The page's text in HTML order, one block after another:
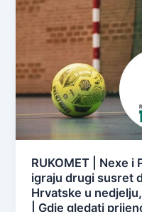
RUKOMET | Nexe i
igraju drugi susret
Hrvatske u
| Gdje gledati